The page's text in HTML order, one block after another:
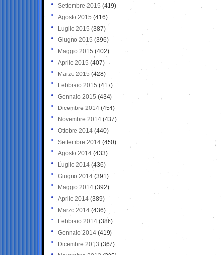
Settembre 2015 (419)
Agosto 2015 (416)
Luglio 2015 (387)
Giugno 2015 (396)
Maggio 2015 (402)
Aprile 2015 (407)
Marzo 2015 (428)
Febbraio 2015 (417)
Gennaio 2015 (434)
Dicembre 2014 (454)
Novembre 2014 (437)
Ottobre 2014 (440)
Settembre 2014 (450)
Agosto 2014 (433)
Luglio 2014 (436)
Giugno 2014 (391)
Maggio 2014 (392)
Aprile 2014 (389)
Marzo 2014 (436)
Febbraio 2014 (386)
Gennaio 2014 (419)
Dicembre 2013 (367)